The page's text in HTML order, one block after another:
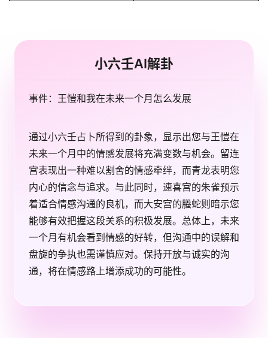
小六壬AI解卦
事件：王愷和我在未来一个月怎么发展
通过小六壬占卜所得到的卦象，显示出您与王愷在
未来一个月中的情感发展将充满变数与机会。留连
宫表现出一种难以割舍的情感牵绊，而青龙表明您
内心的信念与追求。与此同时，速喜宫的朱雀预示
着适合情感沟通的良机，而大安宫的螣蛇则暗示您
能够有效把握这段关系的积极发展。总体上，未来
一个月有机会看到情感的好转，但沟通中的误解和
盘旋的争执也需谨慎应对。保持开放与诚实的沟
通，将在情感路上增添成功的可能性。